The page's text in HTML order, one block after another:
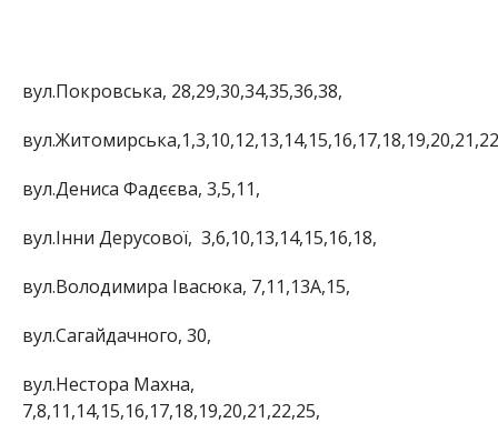
вул.Покровська, 28,29,30,34,35,36,38,
вул.Дениса Фадєєва, 3,5,11,
вул.Інни Дерусової, 3,6,10,13,14,15,16,18,
вул.Володимира Івасюка, 7,11,13А,15,
вул.Сагайдачного, 30,
вул.Нестора Махна,
7,8,11,14,15,16,17,18,19,20,21,22,25,